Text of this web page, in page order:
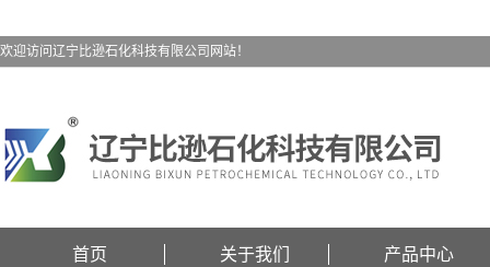
欢迎访问辽宁比逊石化科技有限公司网站！
首页 关于我们 产品中心